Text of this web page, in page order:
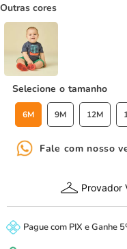
Outras cores
tamanho
6M 9M 12M
Fale com nosso
Provador
Pague com PIX eGanhe